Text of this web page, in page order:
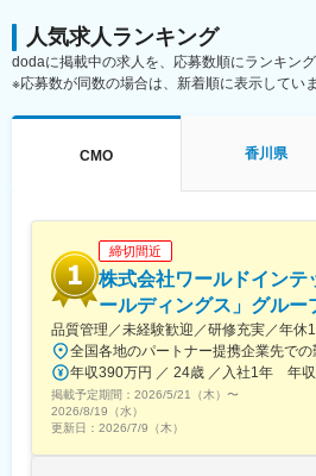
■担当製品：
心臓や下肢の血管の病気に対し、カ
「バスキュラーインターベンショ
肝臓がんの化学療法「インターベン
医師が求める操作性や品質を追求
https://www.terumo.co.jp/business/tis
■配属エリア：
国内支店のいずれかの配属となりま
スにチームでエリアを担当していま
「成長」を大事にする職場でチーム
■担当に関して：
大学病院などの基幹病院を担当いた
人気求人ランキング
dodaに掲載中の求人を、応募数順にランキング
※応募数が同数の場合は、新着順に表示していま
CMO 香川県
締切間近
株式会社ワールドインテ
ールディングス」グルー
品質管理／未経験歓迎／研修充実／年休
掲載予定期間： 2026/5/21（木） 〜
2026/8/19（水）
更新日： 2026/7/9（木）